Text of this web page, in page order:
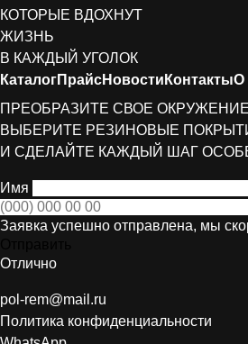
КОТОРЫЕ ВДОХНУТ
ЖИЗНЬ
В КАЖДЫЙ УГОЛОК
КаталогПрайсНовости КонтактыО
ПРЕОБРАЗИТЕ СВОЕ
ВЫБЕРИТЕ РЕЗИНОВЫЕ
И СДЕЛАЙТЕ КАЖДЫЙ ШАГ
Имя
Заявка успешно отправлена, мы
Отлично
pol-rem@mail.ru
Политика конфиденциальности